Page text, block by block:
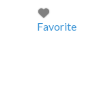
Favorite